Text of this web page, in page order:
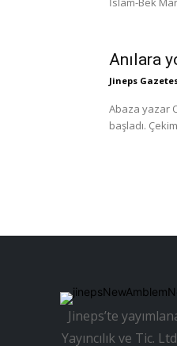
Anılara
Jineps
Abaza yazar
başladı.
Jineps’te
Yayıncılık ve Tic.